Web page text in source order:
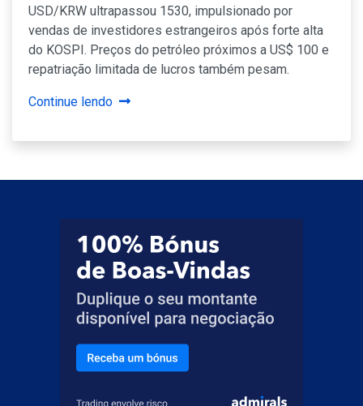
USD/KRW ultrapassou 1530, impulsionado por
vendas de investidores estrangeiros após forte alta
do KOSPI. Preços do petróleo próximos a US$ 100 e
repatriação limitada de lucros também pesam.
Continue lendo